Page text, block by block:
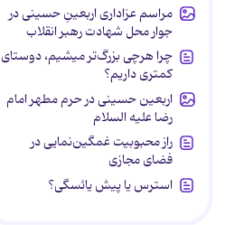
مراسم عزاداری اربعینِ حسینی در
جوار محل شهادت رهبر انقلاب
چرا هرچی بزرگ‌تر میشیم، دوستای
کمتری داریم؟
اربعین حسینی در حرم مطهر امام
رضا علیه السلام
راز محبوبیت غمگین‌نمایی در
فضای مجازی
استرس یا پیش یائسگی؟